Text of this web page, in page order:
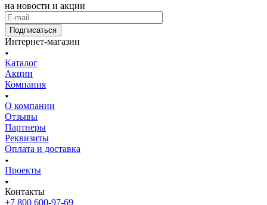
на новости и акции
Подписаться
Интернет-магазин
Каталог
Акции
Компания
О компании
Отзывы
Партнеры
Реквизиты
Оплата и доставка
Проекты
Контакты
+7 800 600-97-69